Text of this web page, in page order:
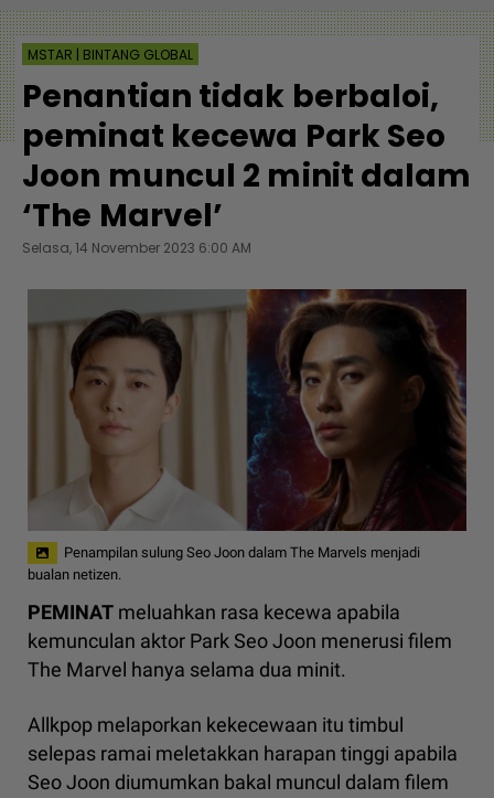
MSTAR | BINTANG GLOBAL
Penantian tidak berbaloi,
peminat kecewa Park Seo
Joon muncul 2 minit dalam
‘The Marvel’
Selasa, 14 November 2023 6:00 AM
Penampilan sulung Seo Joon dalam The Marvels menjadi
bualan netizen.
PEMINAT meluahkan rasa kecewa apabila
kemunculan aktor Park Seo Joon menerusi filem
The Marvel hanya selama dua minit.
Allkpop melaporkan kekecewaan itu timbul
selepas ramai meletakkan harapan tinggi apabila
Seo Joon diumumkan bakal muncul dalam filem